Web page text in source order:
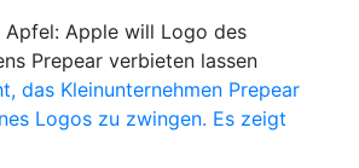
Apfel: Apple will Logo des
Prepear verbieten lassen